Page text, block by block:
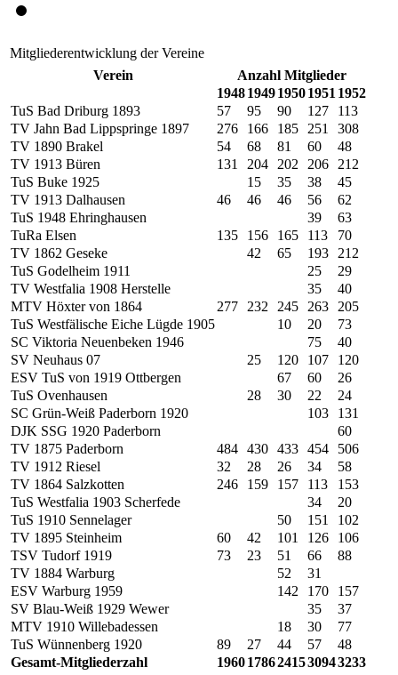
Mitgliederentwicklung der Vereine
Verein
Anzahl Mitglieder
19481949195019511952
TuS Bad Driburg 1893
57 95 90 127
113
TV Jahn Bad Lippspringe 1897
276 166 185 251
308
TV 1890 Brakel
54 68 81 60
48
TV 1913 Büren
131 204 202 206 212
TuS Buke 1925
15 35 38
45
TV 1913 Dalhausen
46 46 46 56
62
TuS 1948 Ehringhausen
39
63
TuRa Elsen
135 156 165 113
70
TV 1862 Geseke
42 65 193 212
TuS Godelheim 1911
25
29
TV Westfalia 1908 Herstelle
35
40
MTV Höxter von 1864
277 232 245 263 205
TuS Westfälische Eiche Lügde 1905
10 20
73
SC Viktoria Neuenbeken 1946
75
40
SV Neuhaus 07
25 120 107
120
ESV TuS von 1919 Ottbergen
67 60
26
TuS Ovenhausen
28 30 22
24
SC Grün-Weiß Paderborn 1920
103
131
DJK SSG 1920 Paderborn
60
TV 1875 Paderborn
484 430 433 454
506
TV 1912 Riesel
32 28 26 34
58
TV 1864 Salzkotten
246 159 157 113
153
TuS Westfalia 1903 Scherfede
34
20
TuS 1910 Sennelager
50 151
102
TV 1895 Steinheim
60 42 101 126
106
TSV Tudorf 1919
73 23 51 66
88
TV 1884 Warburg
52
31
ESV Warburg 1959
142 170
157
SV Blau-Weiß 1929 Wewer
35
37
MTV 1910 Willebadessen
18 30
77
TuS Wünnenberg 1920
89 27 44 57
48
Gesamt-Mitgliederzahl
19601786241530943233